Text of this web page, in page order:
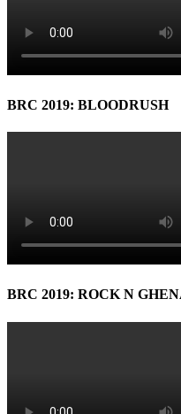
BRC 2019: BLOODRUSH
BRC 2019: ROCK N